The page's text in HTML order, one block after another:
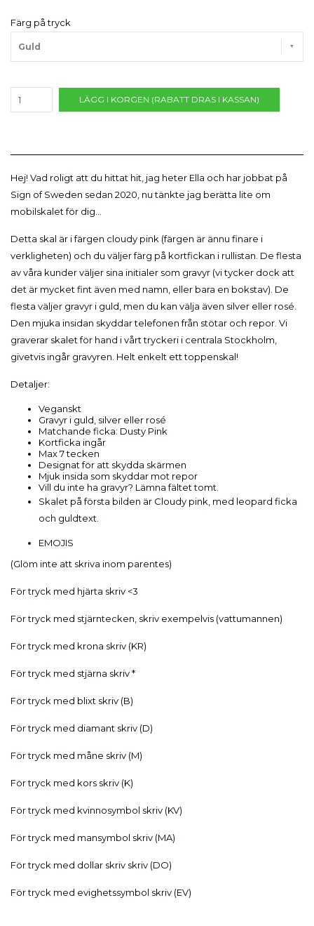
Färg på tryck
Guld
LÄGG I KORGEN (RABATT DRAS I KASSAN)
Hej! Vad roligt att du hittat hit, jag heter Ella och har jobbat på
Sign of Sweden sedan 2020, nu tänkte jag berätta lite om
mobilskalet för dig...
Detta skal är i färgen cloudy pink (färgen är ännu finare i
verkligheten) och du väljer färg på kortfickan i rullistan. De flesta
av våra kunder väljer sina initialer som gravyr (vi tycker dock att
det är mycket fint även med namn, eller bara en bokstav). De
flesta väljer gravyr i guld, men du kan välja även silver eller rosé.
Den mjuka insidan skyddar telefonen från stötar och repor. Vi
graverar skalet för hand i vårt tryckeri i centrala Stockholm,
givetvis ingår gravyren. Helt enkelt ett toppenskal!
Detaljer:
Veganskt
Gravyr i guld, silver eller rosé
Matchande ficka: Dusty Pink
Kortficka ingår
Max 7 tecken
Designat för att skydda skärmen
Mjuk insida som skyddar mot repor
Vill du inte ha gravyr? Lämna fältet tomt.
Skalet på första bilden är Cloudy pink, med leopard ficka
och guldtext.
EMOJIS
(Glöm inte att skriva inom parentes)
För tryck med hjärta skriv <3
För tryck med stjärntecken, skriv exempelvis (vattumannen)
För tryck med krona skriv (KR)
För tryck med stjärna skriv *
För tryck med blixt skriv (B)
För tryck med diamant skriv (D)
För tryck med måne skriv (M)
För tryck med kors skriv (K)
För tryck med kvinnosymbol skriv (KV)
För tryck med mansymbol skriv (MA)
För tryck med dollar skriv skriv (DO)
För tryck med evighetssymbol skriv (EV)